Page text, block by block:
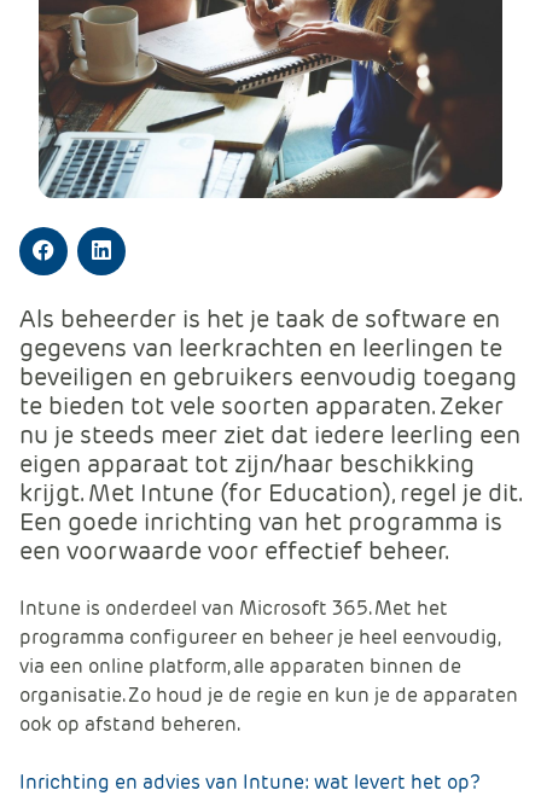
.
t
.
C
a
r
T
i
FacebookLinkedIn
Als beheerder is het je taak de software en
gegevens van leerkrachten en leerlingen te
beveiligen en gebruikers eenvoudig toegang
te bieden tot vele soorten apparaten. Zeker
nu je steeds meer ziet dat iedere leerling een
eigen apparaat tot zijn/haar beschikking
krijgt. Met Intune (for Education), regel je dit.
Een goede inrichting van het programma is
een voorwaarde voor effectief beheer.
Intune is onderdeel van Microsoft 365. Met het
programma configureer en beheer je heel eenvoudig,
via een online platform, alle apparaten binnen de
organisatie. Zo houd je de regie en kun je de apparaten
ook op afstand beheren.
Inrichting en advies van Intune: wat levert het op?